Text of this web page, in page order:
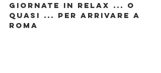
Giornate in relax ... o
quasi ... per arrivare a
Roma